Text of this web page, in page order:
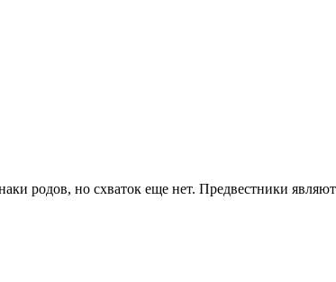
родов, но схваток еще нет. Предвестники